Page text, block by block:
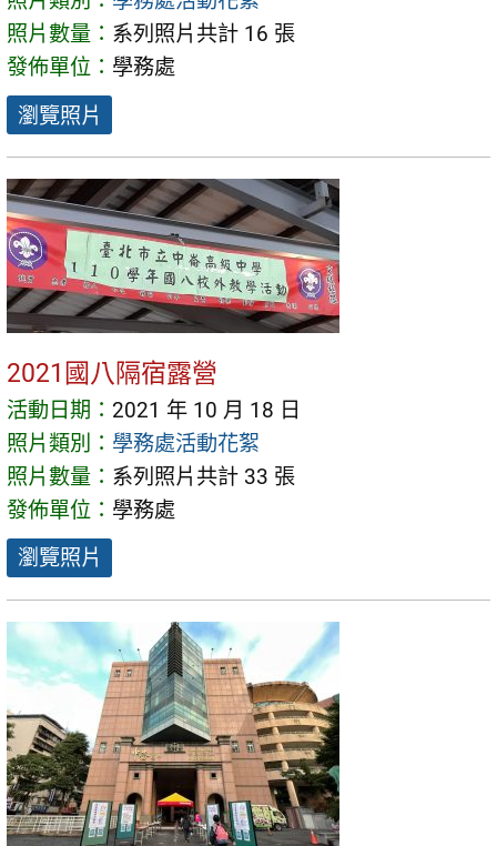
照片數量： 系列照片共計 16 張
發佈單位： 學務處
瀏覽照片
2021國八隔宿露營
活動日期： 2021 年 10 月 18 日
照片類別： 學務處活動花絮
照片數量： 系列照片共計 33 張
發佈單位： 學務處
瀏覽照片